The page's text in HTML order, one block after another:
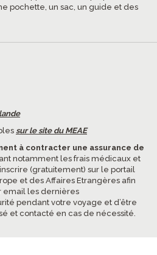
pochette, un sac, un guide et des
sur le site du MEAE
à contracter une assurance de
notamment les frais médicaux et
(gratuitement) sur le portail
et des Affaires Etrangères afin
email les dernières
pendant votre voyage et d’être
et contacté en cas de nécessité.